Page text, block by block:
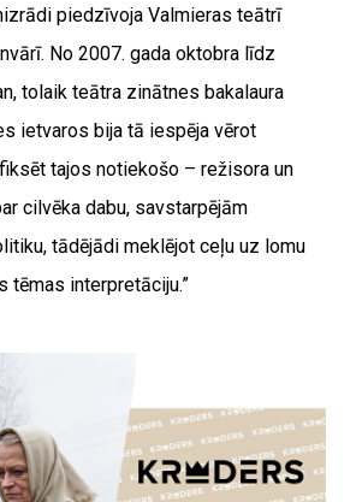
piedzīvoja Valmieras teātrī
No 2007. gada oktobra līdz
tolaik teātra zinātnes bakalaura
ietvaros bija tā iespēja vērot
tajos notiekošo – režisora un
cilvēka dabu, savstarpējām
tādējādi meklējot ceļu uz lomu
tēmas interpretāciju.”